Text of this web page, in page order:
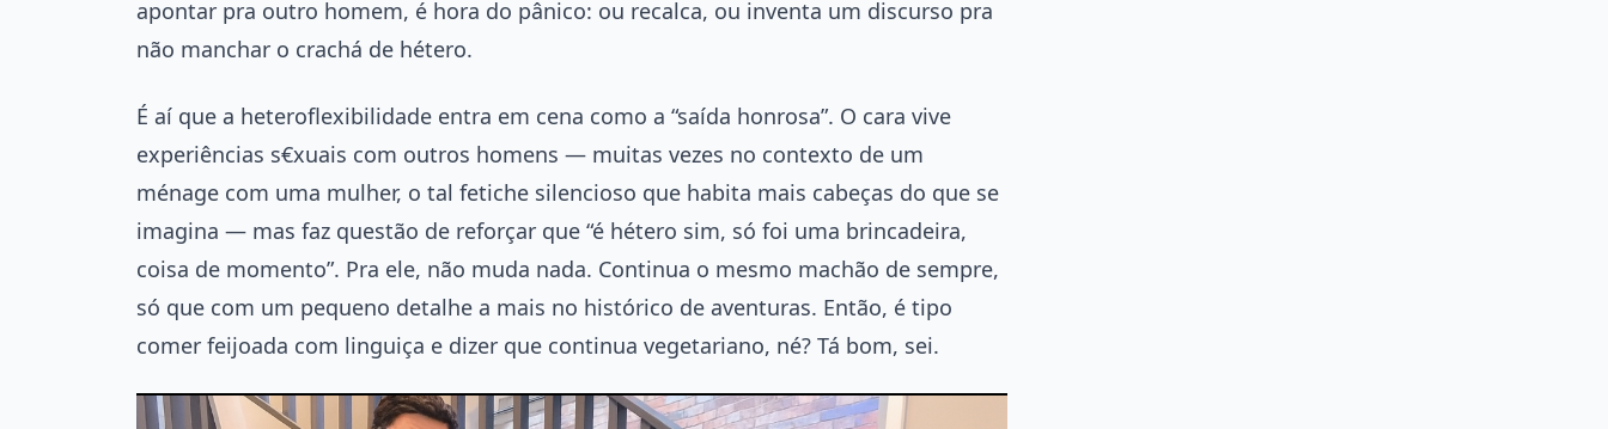
apontar pra outro homem, é hora do pânico: ou recalca, ou inventa um discurso pra
não manchar o crachá de hétero.
É aí que a heteroflexibilidade entra em cena como a “saída honrosa”. O cara vive
experiências s€xuais com outros homens — muitas vezes no contexto de um
ménage com uma mulher, o tal fetiche silencioso que habita mais cabeças do que se
imagina — mas faz questão de reforçar que “é hétero sim, só foi uma brincadeira,
coisa de momento”. Pra ele, não muda nada. Continua o mesmo machão de sempre,
só que com um pequeno detalhe a mais no histórico de aventuras. Então, é tipo
comer feijoada com linguiça e dizer que continua vegetariano, né? Tá bom, sei.